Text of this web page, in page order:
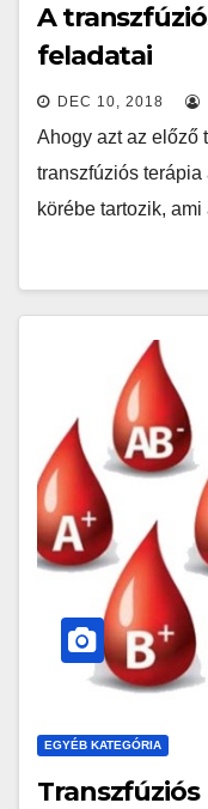
A
feladatai
DEC 10, 2018
Ahogy azt az előző
transzfúziós
körébe tartozik,
EGYÉB KATEGÓRIA
Transzfúziós